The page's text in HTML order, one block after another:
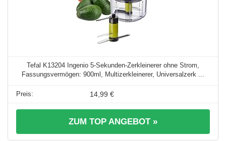
Tefal K13204 Ingenio 5-Sekunden-Zerkleinerer ohne Strom,
Fassungsvermögen: 900ml, Multizerkleinerer, Universalzerk ...
14,99 €
ZUM TOP ANGEBOT »